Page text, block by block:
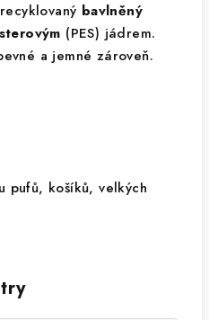
recyklovaný bavlněný
(PES) jádrem.
a jemné zároveň.
pufů, košíků, velkých